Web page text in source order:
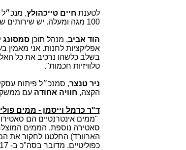
לטענת חיים טייכהולץ, מנכ״ל
100 מגה ומעלה. יש שירותים שלמים שאנחנו
הוד אביב, מנהל תוכןסמסונג
אפליקציות לחנות. אני מאמין
בשלב כלשהו נרכיב את כל
טלוויזיות חכמות".
ניר טנצר, סמנכ״ל פיתוח עסקי
הקצה, חוויה אחודה עם ממשק
ד"ר כרמל וייסמן - ממים
"ממים אינטרנטיים הם
סאטירה נוספת. הממים
כפוליטיים. מדובר בסה"כ ב- 117 ממים, אחוז קטן של ממים נושאים מסר פוליטי.